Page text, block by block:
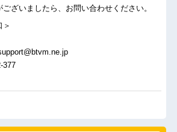
ざいましたら、お問い合わせください。
＞
377